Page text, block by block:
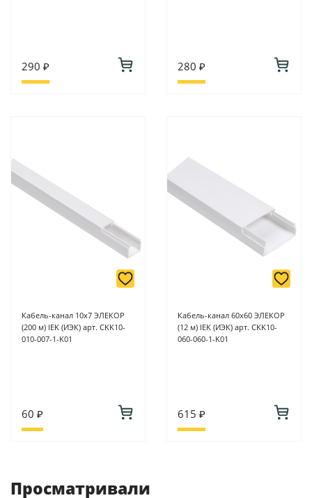
290 ₽ 280 ₽
Кабель-канал 10х7 ЭЛЕКОР
(200 м) IEK (ИЭК) арт. CKK10-
010-007-1-K01
60 ₽
Кабель-канал 60х60 ЭЛЕКОР
(12 м) IEK (ИЭК) арт. CKK10-
060-060-1-K01
615 ₽
Просматривали